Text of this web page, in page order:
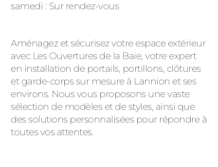
samedi : Sur rendez-vous
Aménagez et sécurisez votre espace extérieur
avec Les Ouvertures de la Baie, votre expert
en installation de portails, portillons, clôtures
et garde-corps sur mesure à Lannion et ses
environs. Nous vous proposons une vaste
sélection de modèles et de styles, ainsi que
des solutions personnalisées pour répondre à
toutes vos attentes.